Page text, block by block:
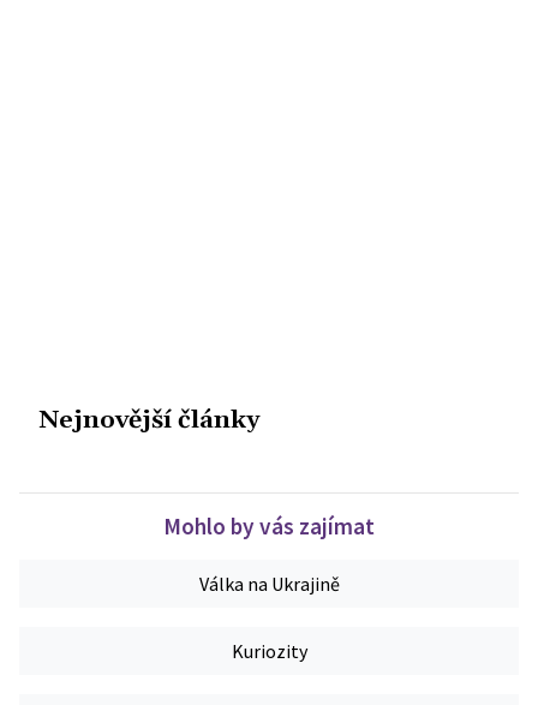
Nejnovější články
Mohlo by vás zajímat
Válka na Ukrajině
Kuriozity